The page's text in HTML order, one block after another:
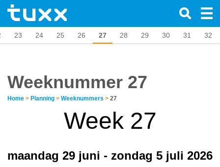
23 24 25 26 27 28 29 30 31 32
Weeknummer 27
Home > Planning > Weeknummers > 27
Week 27
maandag 29 juni - zondag 5 juli 2026